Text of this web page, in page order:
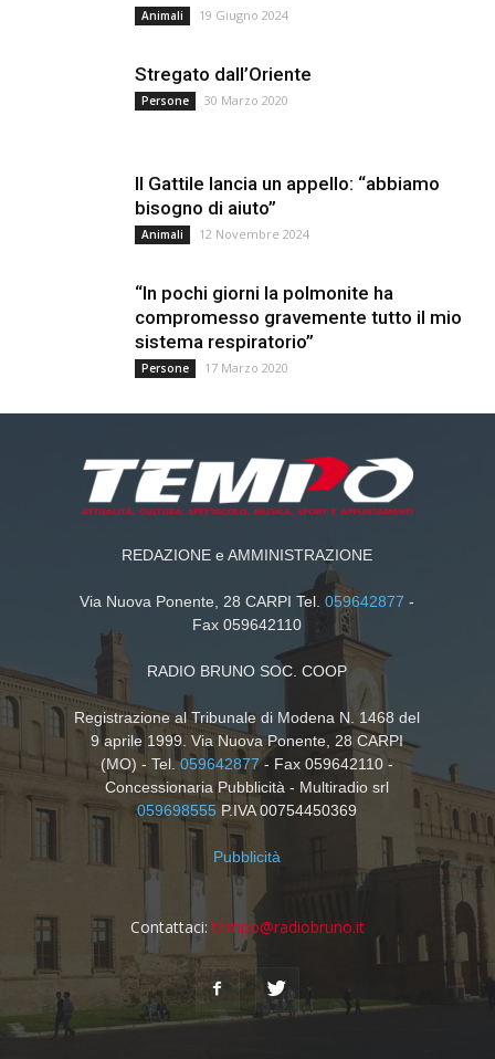
Animali 19 Giugno 2024
Stregato dall’Oriente
Persone 30 Marzo 2020
Il Gattile lancia un appello: “abbiamo
bisogno di aiuto”
Animali 12 Novembre 2024
“In pochi giorni la polmonite ha
compromesso gravemente tutto il mio
sistema respiratorio”
Persone 17 Marzo 2020
REDAZIONE e AMMINISTRAZIONE
Via Nuova Ponente, 28 CARPI Tel.059642877 -
Fax 059642110
RADIO BRUNO SOC. COOP
Registrazione al Tribunale di Modena N. 1468 del
9 aprile 1999. Via Nuova Ponente, 28 CARPI
(MO) - Tel.059642877- Fax 059642110 -
Concessionaria Pubblicità - Multiradio srl
059698555 P.IVA 00754450369
Pubblicità
Contattaci: tempo@radiobruno.it